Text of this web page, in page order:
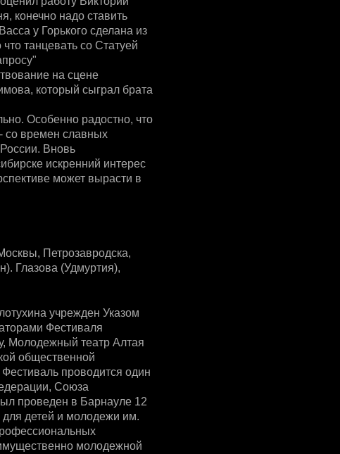
конечно надо ставить
у Горького сделана из
танцевать со Статуей
на сцене
который сыграл брата
Особенно радостно, что
со времен славных
Вновь
искренний интерес
может вырасти в
Петрозавродска,
Глазова (Удмуртия),
учрежден Указом
Фестиваля
Молодежный театр Алтая
общественной
проводится один
Союза
проведен в Барнауле 12
для детей и молодежи им.
молодежной